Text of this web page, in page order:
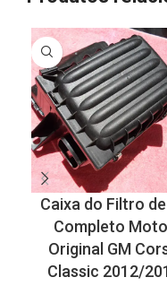
Caixa do Filtro
Completo
Original GM
Classic 2012/